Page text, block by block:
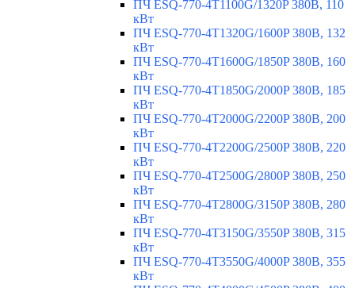
ПЧ ESQ-770-4T1100G/1320P 380В, 110
кВт
ПЧ ESQ-770-4T1320G/1600P 380В, 132
кВт
ПЧ ESQ-770-4T1600G/1850P 380В, 160
кВт
ПЧ ESQ-770-4T1850G/2000P 380В, 185
кВт
ПЧ ESQ-770-4T2000G/2200P 380В, 200
кВт
ПЧ ESQ-770-4T2200G/2500P 380В, 220
кВт
ПЧ ESQ-770-4T2500G/2800P 380В, 250
кВт
ПЧ ESQ-770-4T2800G/3150P 380В, 280
кВт
ПЧ ESQ-770-4T3150G/3550P 380В, 315
кВт
ПЧ ESQ-770-4T3550G/4000P 380В, 355
кВт